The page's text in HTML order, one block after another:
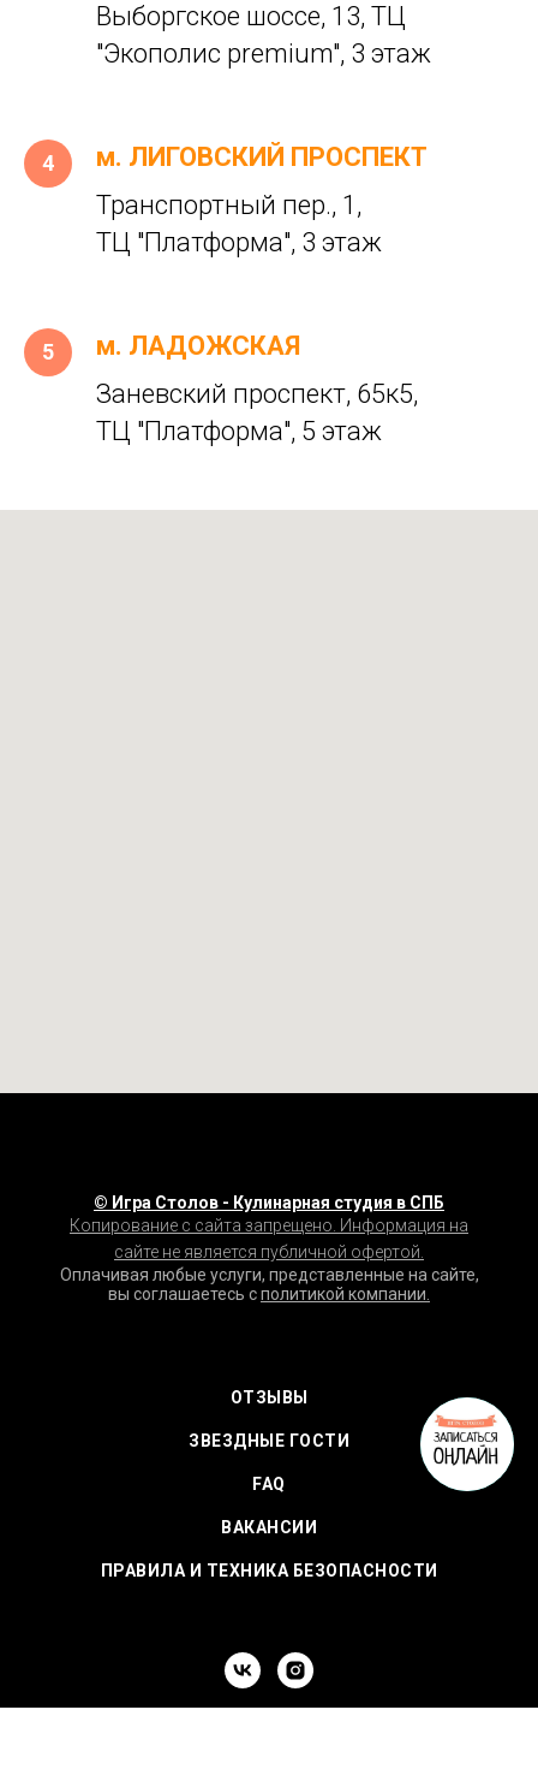
Выборгское шоссе, 13, ТЦ
"Экополис premium", 3 этаж
м. ЛИГОВСКИЙ ПРОСПЕКТ
Транспортный пер., 1,
ТЦ "Платформа", 3 этаж
м. ЛАДОЖСКАЯ
Заневский проспект, 65к5,
ТЦ "Платформа", 5 этаж
© Игра Столов - Кулинарная студия в СПБ
Копирование с сайта запрещено. Информация на
сайте не является публичной офертой.
Оплачивая любые услуги, представленные на сайте,
вы соглашаетесь сполитикой компании.
ОТЗЫВЫ
ЗВЕЗДНЫЕ ГОСТИ
FAQ
ВАКАНСИИ
ПРАВИЛА И ТЕХНИКА БЕЗОПАСНОСТИ